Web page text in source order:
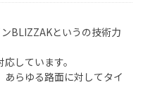
BLIZZAKというの技術力
しています。
らゆる路面に対してタイ